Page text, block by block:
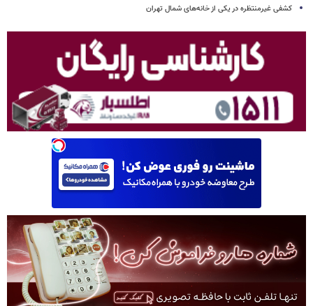
کشفی غیرمنتظره در یکی از خانه‌های شمال تهران